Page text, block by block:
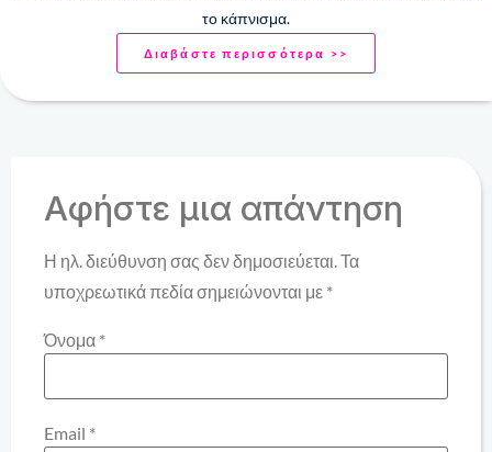
το κάπνισμα.
Διαβάστε περισσότερα >>
Αφήστε μια απάντηση
Η ηλ. διεύθυνση σας δεν δημοσιεύεται. Τα
υποχρεωτικά πεδία σημειώνονται με *
Όνομα *
Email *